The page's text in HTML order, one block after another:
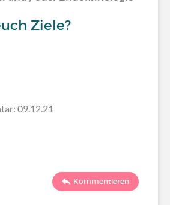
Ziele?
09.12.21
Kommentieren